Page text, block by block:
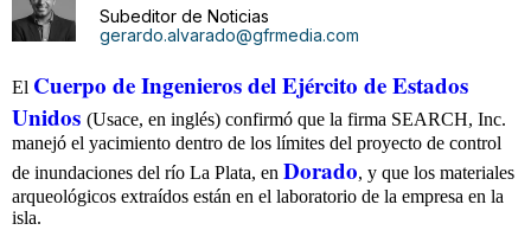
Subeditor de Noticias
gerardo.alvarado@gfrmedia.com
El Cuerpo de Ingenieros del Ejército de Estados
Unidos (Usace, en inglés) confirmó que la firma SEARCH, Inc.
manejó el yacimiento dentro de los límites del proyecto de control
de inundaciones del río La Plata, en Dorado, y que los materiales
arqueológicos extraídos están en el laboratorio de la empresa en la
isla.